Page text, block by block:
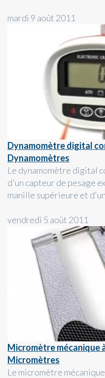
mardi 9 août 2011
Dynamomètre digital
Dynamomètres
Le dynamomètre digital
d'un capteur de pesage
manille supérieure et
vendredi 5 août 2011
Micromètre mécanique
Micromètres
Le micromètre